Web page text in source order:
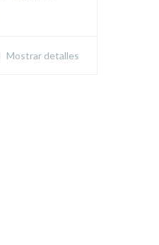
Mostrar detalles